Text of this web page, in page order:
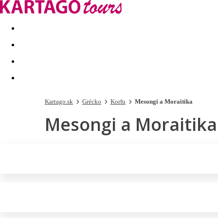
Last minute Dovolenkové kluby
Kartago.sk Grécko Korfu Mesongi a Moraitika
Mesongi a Moraitika